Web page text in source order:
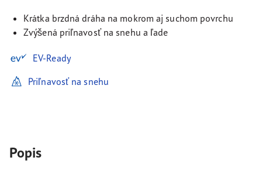
Krátka brzdná dráha na mokrom aj suchom povrchu
Zvýšená priľnavosť na snehu a ľade
EV-Ready
Priľnavosť na snehu
Popis